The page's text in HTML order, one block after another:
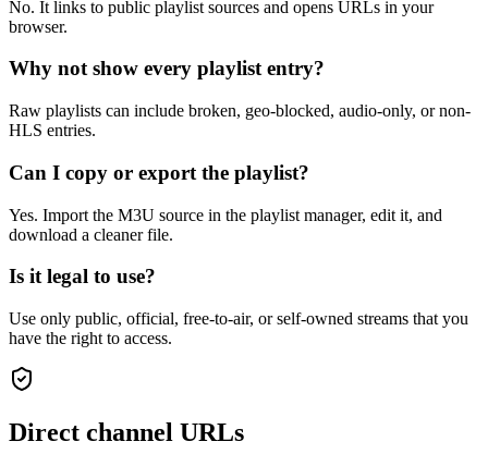
No. It links to public playlist sources and opens URLs in your
browser.
Why not show every playlist entry?
Raw playlists can include broken, geo-blocked, audio-only, or non-
HLS entries.
Can I copy or export the playlist?
Yes. Import the M3U source in the playlist manager, edit it, and
download a cleaner file.
Is it legal to use?
Use only public, official, free-to-air, or self-owned streams that you
have the right to access.
Direct channel URLs